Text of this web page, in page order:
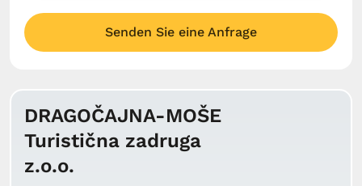
Senden Sie eine Anfrage
DRAGOČAJNA-MOŠE
Turistična zadruga
z.o.o.